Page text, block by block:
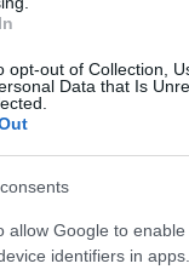
opt-out of Collection,
Data that Is
allow Google to
identifiers in apps.
σε
Flash.grστην